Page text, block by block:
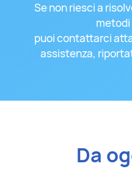
Se non riesci a
puoi contattarci
assistenza,
Da